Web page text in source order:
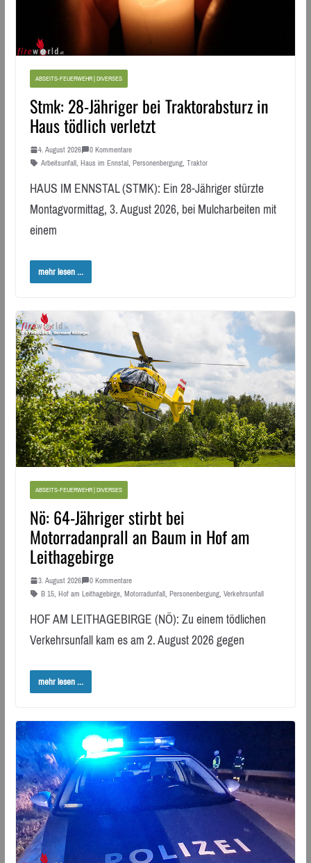
ABSEITS-FEUERWEHR | DIVERSES
Stmk: 28-Jähriger bei Traktorabsturz in
Haus tödlich verletzt
4. August 2026
0 Kommentare
Arbeitsunfall, Haus im Ennstal, Personenbergung, Traktor
HAUS IM ENNSTAL (STMK): Ein 28-Jähriger stürzte
Montagvormittag, 3. August 2026, bei Mulcharbeiten mit
einem
mehr lesen ...
ABSEITS-FEUERWEHR | DIVERSES
Nö: 64-Jähriger stirbt bei
Motorradanprall an Baum in Hof am
Leithagebirge
3. August 2026
0 Kommentare
B 15, Hof am Leithagebirge, Motorradunfall, Personenbergung, Verkehrsunfall
HOF AM LEITHAGEBIRGE (NÖ): Zu einem tödlichen
Verkehrsunfall kam es am 2. August 2026 gegen
mehr lesen ...